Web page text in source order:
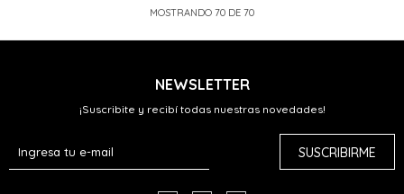
MOSTRANDO 70 DE 70
NEWSLETTER
¡Suscribite y recibí todas nuestras novedades!
SUSCRIBIRME